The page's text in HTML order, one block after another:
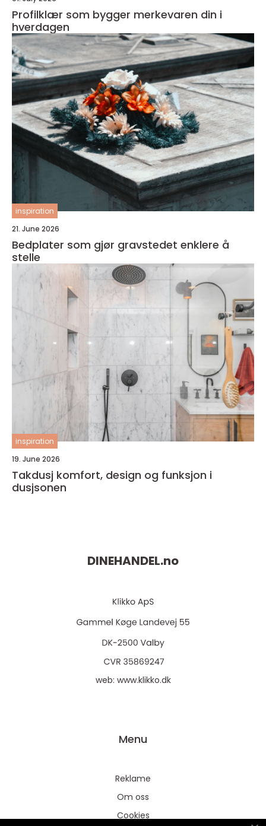
Profilklær som bygger merkevaren din i
hverdagen
inspiration
21. June 2026
Bedplater som gjør gravstedet enklere å
stelle
inspiration
19. June 2026
Takdusj komfort, design og funksjon i
dusjsonen
DINEHANDEL.no
web: www.klikko.dk
Menu
Reklame
Om oss
Cookies